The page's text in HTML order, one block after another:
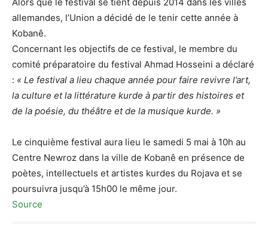
allemandes, l’Union a décidé de le tenir cette année à
Kobanê.
Concernant les objectifs de ce festival, le membre du
comité préparatoire du festival Ahmad Hosseini a déclaré
: « Le festival a lieu chaque année pour faire revivre l’art,
la culture et la littérature kurde à partir des histoires et
de la poésie, du théâtre et de la musique kurde. »
Le cinquième festival aura lieu le samedi 5 mai à 10h au
Centre Newroz dans la ville de Kobanê en présence de
poètes, intellectuels et artistes kurdes du Rojava et se
poursuivra jusqu’à 15h00 le même jour.
Source